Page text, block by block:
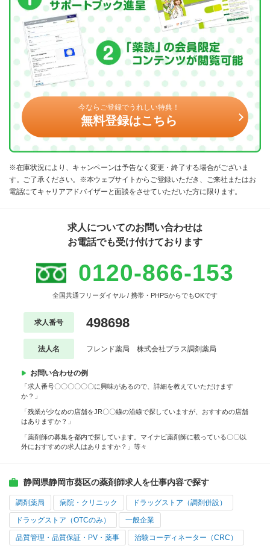
今ならご登録でうれしい特典！
無料登録はこちら
※在庫状況により、キャンペーンは予告なく変更・終了する場合がございま
す。ご了承ください。※本ウェブサイトからご登録いただき、ご来社またはお
電話にてキャリアアドバイザーと面談をさせていただいた方に限ります。
求人についてのお問い合わせは
お電話でも受け付けております
0120-866-153
全国共通フリーダイヤル / 携帯・PHPSからでもOKです
求人番号 498698
法人名 フレンド薬局 株式会社プラス調剤薬局
お問い合わせの例
「求人番号〇〇〇〇〇〇に興味があるので、詳細を教えていただけます
か？」
「残業が少なめの店舗をJR〇〇線の沿線で探していますが、おすすめの店舗
はありますか？」
「薬剤師の募集を都内で探しています。マイナビ薬剤師に載っている〇〇以
外におすすめの求人はありますか？」等々
静岡県静岡市葵区の薬剤師求人を仕事内容で探す
調剤薬局 病院・クリニック ドラッグストア（調剤併設）
ドラッグストア（OTCのみ） 一般企業
品質管理・品質保証・PV・薬事 治験コーディネーター（CRC）